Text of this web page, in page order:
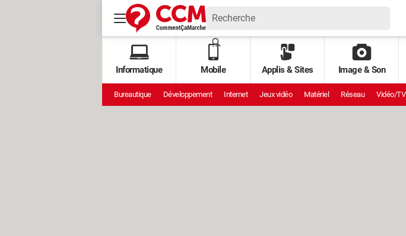
Informatique Mobile Applis & Sites Image & Son
Bureautique Développement Internet Jeux vidéo Matériel Réseau Vidéo/TV